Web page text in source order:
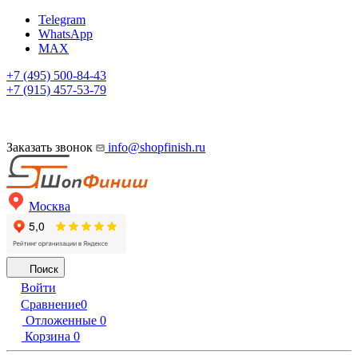
Telegram
WhatsApp
MAX
+7 (495) 500-84-43
+7 (915) 457-53-79
Заказать звонок info@shopfinish.ru
Москва
Поиск
Войти
Сравнение0
Отложенные 0
Корзина 0